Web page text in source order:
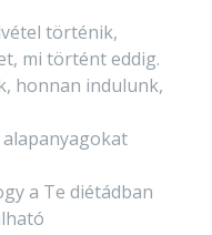
történik,
mi történt eddig.
honnan indulunk,
a Te diétádban